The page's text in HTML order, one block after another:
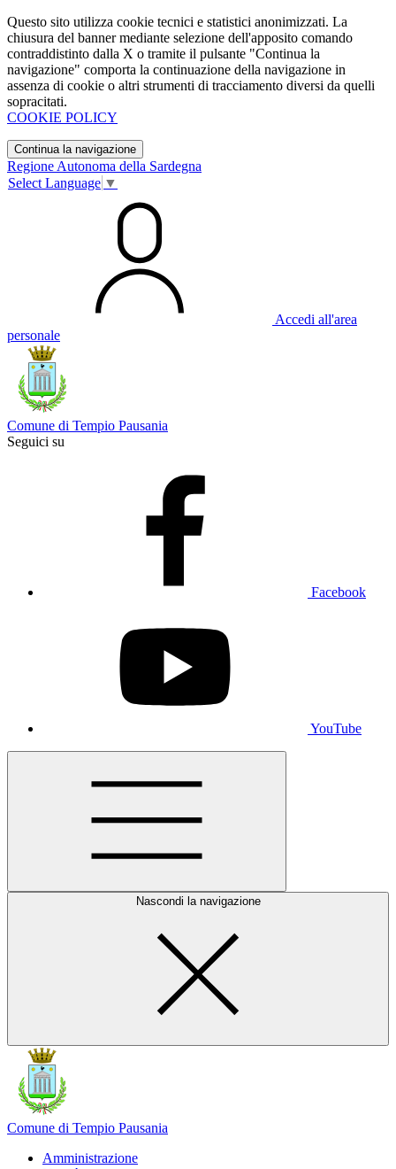
Questo sito utilizza cookie tecnici e statistici anonimizzati. La
chiusura del banner mediante selezione dell'apposito comando
contraddistinto dalla X o tramite il pulsante "Continua la
navigazione" comporta la continuazione della navigazione in
assenza di cookie o altri strumenti di tracciamento diversi da quelli
sopracitati.
COOKIE POLICY
Continua la navigazione
Regione Autonoma della Sardegna
Select Language ▼
Accedi all'area
personale
Comune di Tempio Pausania
Seguici su
Facebook
YouTube
Nascondi la navigazione
Comune di Tempio Pausania
Amministrazione